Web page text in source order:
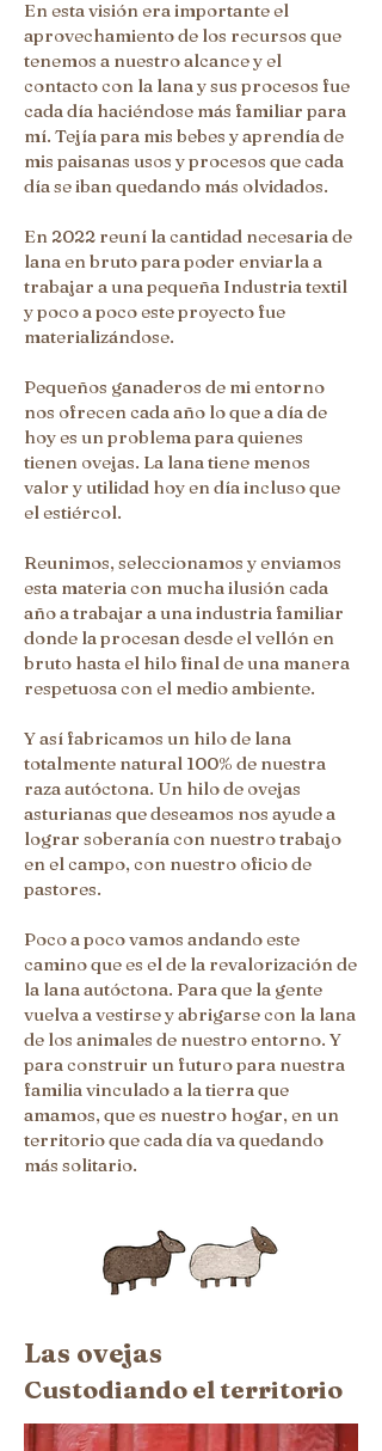
En esta visión era importante el
aprovechamiento de los recursos que
tenemos a nuestro alcance y el
contacto con la lana y sus procesos fue
cada día haciéndose más familiar para
mí. Tejía para mis bebes y aprendía de
mis paisanas usos y procesos que cada
día se iban quedando más olvidados.
En 2022 reuní la cantidad necesaria de
lana en bruto para poder enviarla a
trabajar a una pequeña Industria textil
y poco a poco este proyecto fue
materializándose.
Pequeños ganaderos de mi entorno
nos ofrecen cada año lo que a día de
hoy es un problema para quienes
tienen ovejas. La lana tiene menos
valor y utilidad hoy en día incluso que
el estiércol.
Reunimos, seleccionamos y enviamos
esta materia con mucha ilusión cada
año a trabajar a una industria familiar
donde la procesan desde el vellón en
bruto hasta el hilo final de una manera
respetuosa con el medio ambiente.
Y así fabricamos un hilo de lana
totalmente natural 100% de nuestra
raza autóctona. Un hilo de ovejas
asturianas que deseamos nos ayude a
lograr soberanía con nuestro trabajo
en el campo, con nuestro oficio de
pastores.
Poco a poco vamos andando este
camino que es el de la revalorización de
la lana autóctona. Para que la gente
vuelva a vestirse y abrigarse con la lana
de los animales de nuestro entorno. Y
para construir un futuro para nuestra
familia vinculado a la tierra que
amamos, que es nuestro hogar, en un
territorio que cada día va quedando
más solitario.
Las ovejas
Custodiando el territorio